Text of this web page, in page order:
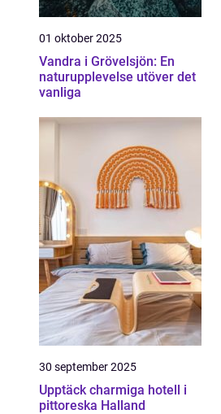
01 oktober 2025
Vandra i Grövelsjön: En
naturupplevelse utöver det
vanliga
30 september 2025
Upptäck charmiga hotell i
pittoreska Halland